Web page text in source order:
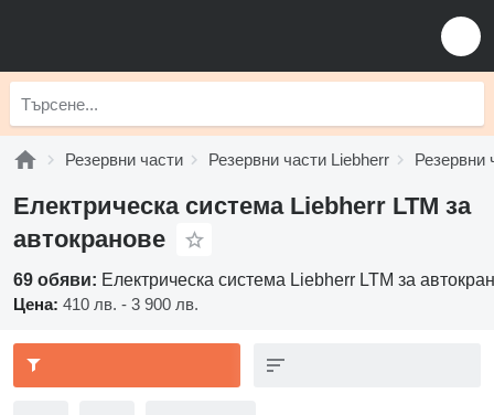
Резервни части Резервни части Liebherr Резервни
Електрическа система Liebherr LTM за
автокранове
69 обяви: Електрическа система Liebherr LTM за
Цена: 410 лв. - 3 900 лв.